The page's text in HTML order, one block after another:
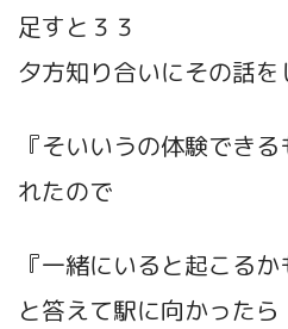
足すと３３
夕方知り合いにその話を
『そいいうの体験でき
れたので
『一緒にいると起こるか
と答えて駅に向かったら